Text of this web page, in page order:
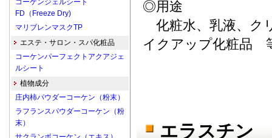
◎用途
化粧水、乳液、ク
イクアップ化粧品
エラスチン
コーケンジェルシート
FD（Freeze Dry)
マリブレンマスクTP
エステ・サロン・スパ化粧品
コーケンパーフェクトアクアジェ
ルシート
植物成分
庄内柿パウダーコーケン（粉末）
ラフランスパウダーコーケン（粉
末）